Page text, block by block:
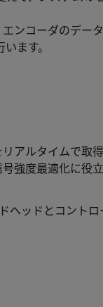
ンコーダのデー
ます。
アルタイムで取得
強度最適化に役立
ッドとコントロ